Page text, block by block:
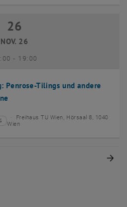
Penrose-Tilings und andere
November 2026
26
NOV. 26
- bis
19:00
Freihaus TU Wien, Hörsaal 8, 1040
Wien